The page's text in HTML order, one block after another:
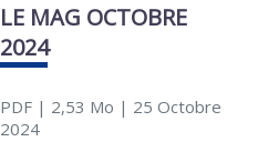
LE MAG OCTOBRE
2024
PDF| 2,53 Mo | 25 Octobre
2024